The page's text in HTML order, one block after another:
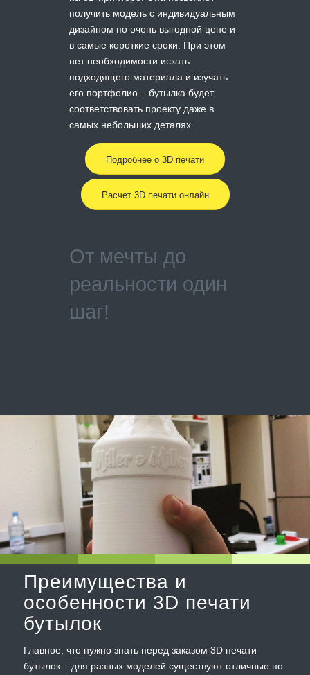
получить модель с индивидуальным
дизайном по очень выгодной цене и
в самые короткие сроки. При этом
нет необходимости искать
подходящего материала и изучать
его портфолио – бутылка будет
соответствовать проекту даже в
самых небольших деталях.
Подробнее о 3D печати
Расчет 3D печати онлайн
От мечты до
реальности один
шаг!
Преимущества и
особенности 3D печати
бутылок
Главное, что нужно знать перед заказом 3D печати
бутылок – для разных моделей существуют отличные по